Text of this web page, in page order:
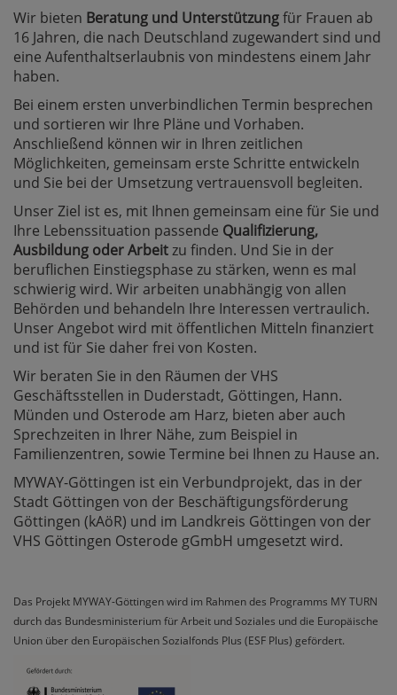
Wir bieten Beratung und Unterstützungfür Frauen ab
16 Jahren, die nach Deutschland zugewandert sind und
eine Aufenthaltserlaubnis von mindestens einem Jahr
haben.
Bei einem ersten unverbindlichen Termin besprechen
und sortieren wir Ihre Pläne und Vorhaben.
Anschließend können wir in Ihren zeitlichen
Möglichkeiten, gemeinsam erste Schritte entwickeln
und Sie bei der Umsetzung vertrauensvoll begleiten.
Unser Ziel ist es, mit Ihnen gemeinsam eine für Sie und
Ihre Lebenssituation passende Qualifizierung,
Ausbildung oder Arbeitzu finden. Und Sie in der
beruflichen Einstiegsphase zu stärken, wenn es mal
schwierig wird. Wir arbeiten unabhängig von allen
Behörden und behandeln Ihre Interessen vertraulich.
Unser Angebot wird mit öffentlichen Mitteln finanziert
und ist für Sie daher frei von Kosten.
Wir beraten Sie in den Räumen der VHS
Geschäftsstellen in Duderstadt, Göttingen, Hann.
Münden und Osterode am Harz, bieten aber auch
Sprechzeiten in Ihrer Nähe, zum Beispiel in
Familienzentren, sowie Termine bei Ihnen zu Hause an.
MYWAY-Göttingen ist ein Verbundprojekt, das in der
Stadt Göttingen von der Beschäftigungsförderung
Göttingen (kAöR) und im Landkreis Göttingen von der
VHS Göttingen Osterode gGmbH umgesetzt wird.
Das Projekt MYWAY-Göttingen wird im Rahmen des Programms MY TURN
durch das Bundesministerium für Arbeit und Soziales und die Europäische
Union über den Europäischen Sozialfonds Plus (ESF Plus) gefördert.